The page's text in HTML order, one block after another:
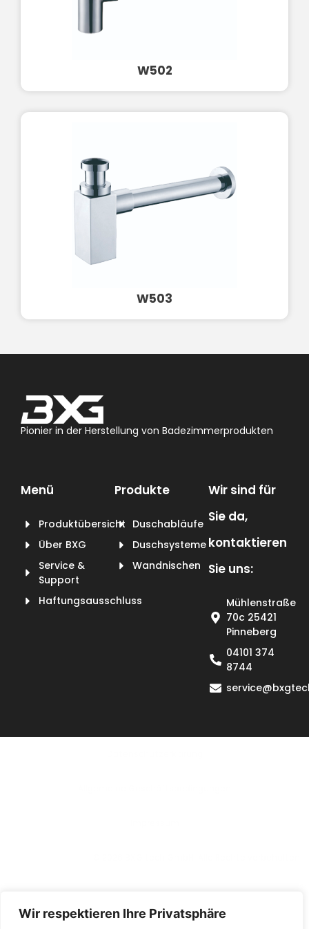
Wir respektieren Ihre Privatsphäre
W502
W503
Pionier in der Herstellung von Badezimmerprodukten
Menü
Produktübersicht
Über BXG
Service &
Support
Haftungsausschluss
Produkte
Duschabläufe
Duschsysteme
Wandnischen
Wir sind für
Sie da,
kontaktieren
Sie uns:
Mühlenstraße
70c 25421
Pinneberg
04101 374
8744